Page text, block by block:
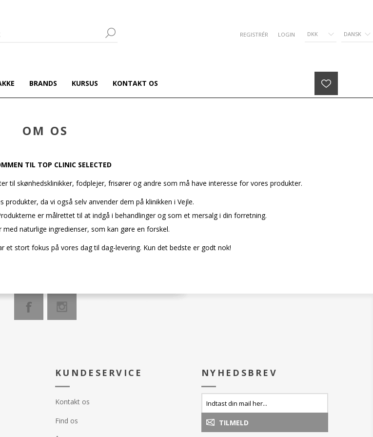
REGISTRÉR LOGIN DKK DANSK
BRANDS KURSUS KONTAKT OS
OM OS
TIL TOP CLINIC SELECTED
til skønhedsklinikker, fodplejer, frisører og andre som må have interesse for vores produkter.
produkter, da vi også selv anvender dem på klinikken i Vejle.
er målrettet til at indgå i behandlinger og som et mersalg i din forretning.
naturlige ingredienser, som kan gøre en forskel.
et stort fokus på vores dag til dag-levering. Kun det bedste er godt nok!
KUNDESERVICE
Kontakt os
Find os
NYHEDSBREV